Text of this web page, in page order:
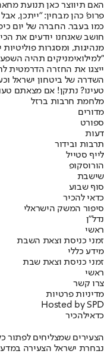
האם תיווצר כאן תנועת
פרופ' כהן מבחין: "ייתכן,
כמו בעבר. החברה של יום
חושב שאנחנו יודעים את
מנהיגות, ומסגרות
"למילואימניקים תהיה
ייצגו את החזרה הדרמטית
השדרה של ביטחון ישראל
טעינו? נתקן! אם מצאתם
מלחמת חרבות ברזל
מדורים
ספורט
דעות
תרבות ובידור
לייף סטייל
הורוסקופ
שישבת
סוף שבוע
כדאי להכיר
סיפור המשק הישראלי
נדל"ן
ראשי
זמני כניסת וצאת השבת
מידע כללי
זמני כניסת וצאת שבת
ראשי
צרו קשר
מדיניות פרטיות
Hosted by SPD
כדאילהכיר
הצעירים שמצליחים לפתור
נבחרת ישראל הצעירה